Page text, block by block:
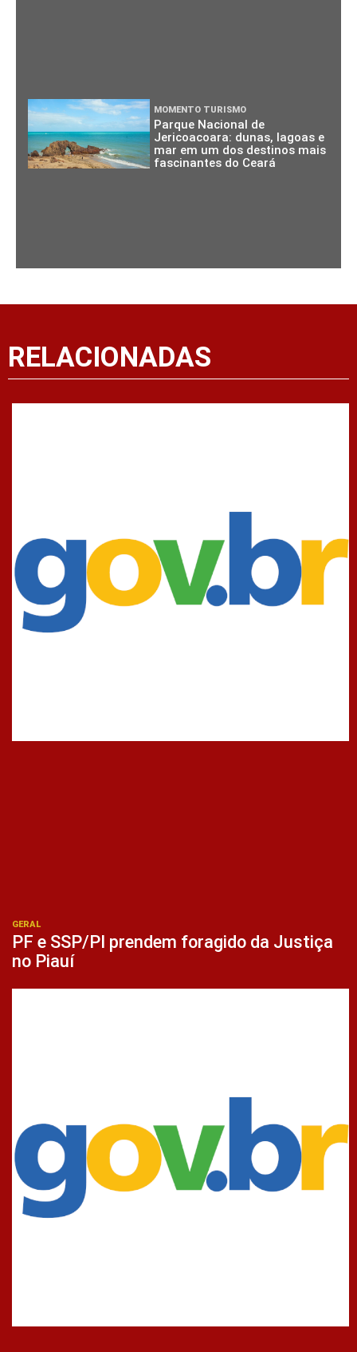
MOMENTO TURISMO
Parque Nacional de
Jericoacoara: dunas, lagoas e
mar em um dos destinos mais
fascinantes do Ceará
RELACIONADAS
GERAL
PF e SSP/PI prendem foragido da Justiça
no Piauí